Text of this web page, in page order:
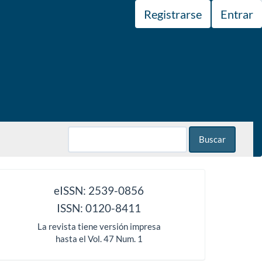
Registrarse Entrar
Buscar
eISSN: 2539-0856
ISSN: 0120-8411
La revista tiene versión impresa
hasta el Vol. 47 Num. 1